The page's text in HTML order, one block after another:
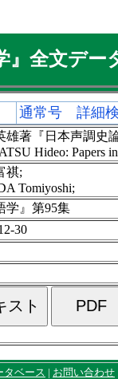
』全文デー
通常号 詳細
雄著『日本声調史
Hideo: Papers
祺;
Tomiyoshi;
学』第95集
30
タベース | お問い合わせ